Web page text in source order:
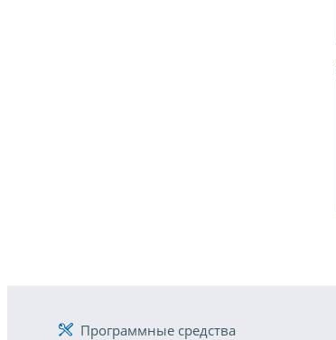
Программные средства